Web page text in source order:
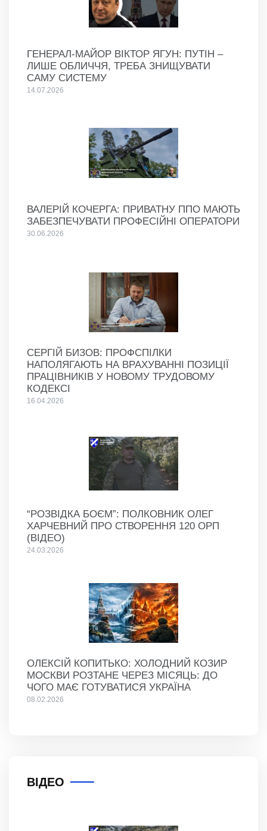
ГЕНЕРАЛ-МАЙОР ВІКТОР ЯГУН: ПУТІН –
ЛИШЕ ОБЛИЧЧЯ, ТРЕБА ЗНИЩУВАТИ
САМУ СИСТЕМУ
14.07.2026
ВАЛЕРІЙ КОЧЕРГА: ПРИВАТНУ ППО МАЮТЬ
ЗАБЕЗПЕЧУВАТИ ПРОФЕСІЙНІ ОПЕРАТОРИ
30.06.2026
СЕРГІЙ БИЗОВ: ПРОФСПІЛКИ
НАПОЛЯГАЮТЬ НА ВРАХУВАННІ ПОЗИЦІЇ
ПРАЦІВНИКІВ У НОВОМУ ТРУДОВОМУ
КОДЕКСІ
16.04.2026
“РОЗВІДКА БОЄМ”: ПОЛКОВНИК ОЛЕГ
ХАРЧЕВНИЙ ПРО СТВОРЕННЯ 120 ОРП
(ВІДЕО)
24.03.2026
ОЛЕКСІЙ КОПИТЬКО: ХОЛОДНИЙ КОЗИР
МОСКВИ РОЗТАНЕ ЧЕРЕЗ МІСЯЦЬ: ДО
ЧОГО МАЄ ГОТУВАТИСЯ УКРАЇНА
08.02.2026
ВІДЕО